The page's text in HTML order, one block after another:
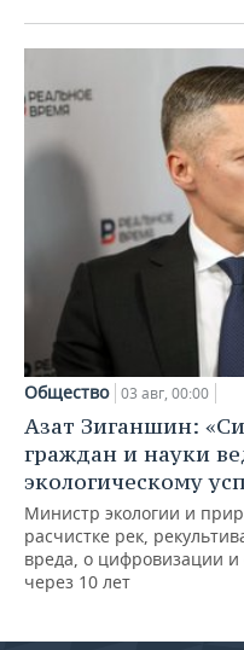
Общество 03 авг, 00:00
Азат Зиганшин:
граждан и науки
экологическому
Министр экологии и
расчистке рек,
вреда, о цифровизации и
через 10 лет